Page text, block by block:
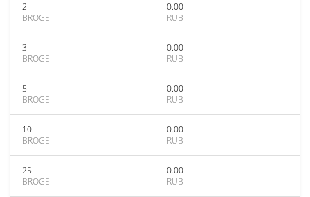
2
BROGE
0.00
RUB
3
BROGE
0.00
RUB
5
BROGE
0.00
RUB
10
BROGE
0.00
RUB
25
BROGE
0.00
RUB